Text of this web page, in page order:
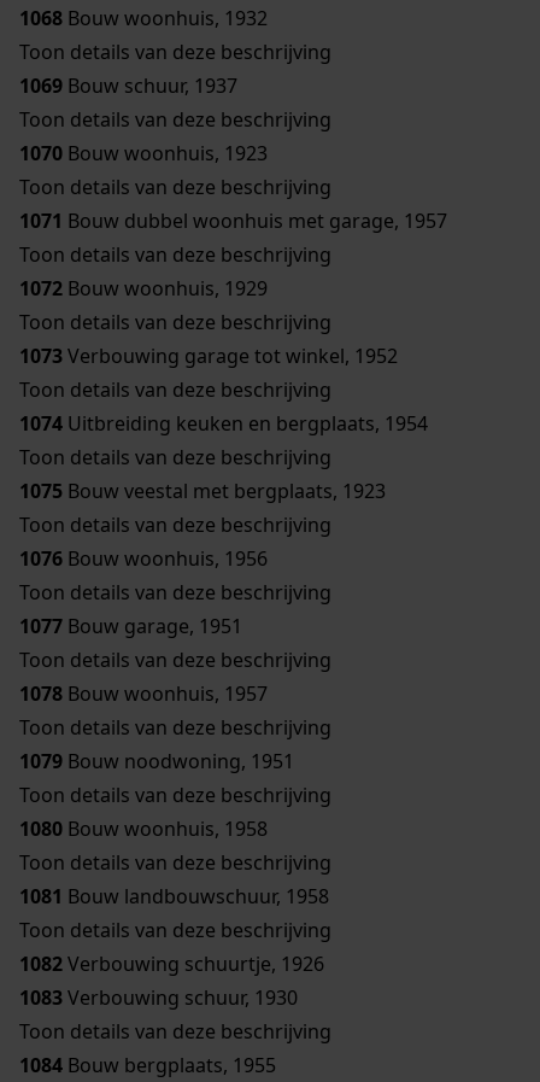
1068 Bouw woonhuis, 1932
Toon details van deze beschrijving
1069 Bouw schuur, 1937
Toon details van deze beschrijving
1070 Bouw woonhuis, 1923
Toon details van deze beschrijving
1071 Bouw dubbel woonhuis met garage, 1957
Toon details van deze beschrijving
1072 Bouw woonhuis, 1929
Toon details van deze beschrijving
1073Verbouwing garage tot winkel, 1952
Toon details van deze beschrijving
1074 Uitbreiding keuken en bergplaats, 1954
Toon details van deze beschrijving
1075 Bouw veestal met bergplaats, 1923
Toon details van deze beschrijving
1076 Bouw woonhuis, 1956
Toon details van deze beschrijving
1077 Bouw garage, 1951
Toon details van deze beschrijving
1078 Bouw woonhuis, 1957
Toon details van deze beschrijving
1079 Bouw noodwoning, 1951
Toon details van deze beschrijving
1080 Bouw woonhuis, 1958
Toon details van deze beschrijving
1081 Bouw landbouwschuur, 1958
Toon details van deze beschrijving
1082Verbouwing schuurtje, 1926
1083Verbouwing schuur, 1930
Toon details van deze beschrijving
1084 Bouw bergplaats, 1955